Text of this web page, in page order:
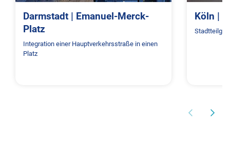
Darmstadt | Emanuel-Merck-
Platz
Integration einer Hauptverkehrsstraße in einen
Platz
Köln |